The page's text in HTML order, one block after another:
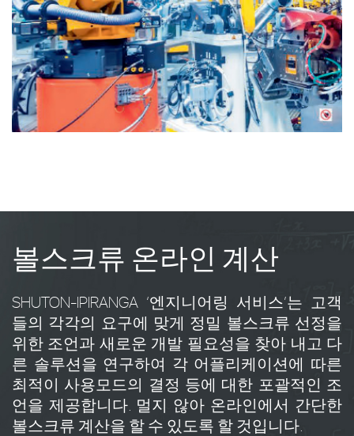
볼스크류 온라인 계산
SHUTON-IPIRANGA ‘엔지니어링 서비스’는 고객
들의 각각의 요구에 맞게 정밀 볼스크류 선정을
위한 조언과 새로운 개발 필요성을 찾아 내고 다
른 솔루션을 연구하여 각 어플리케이션에 따른
최적이 사용모드의 결정 등에 대한 포괄적인 조
언을 제공합니다. 멀지 않아 온라인에서 간단한
볼스크류 계산을 할 수 있도록 할 것입니다.